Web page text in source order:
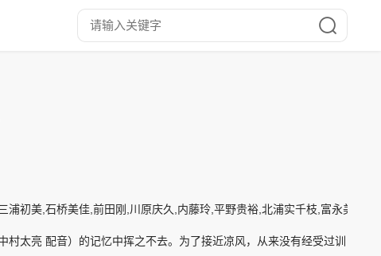
初美,石桥美佳,前田刚,川原庆久,内藤玲,平野贵裕,北浦实千枝,富永美伊奈
太亮 配音）的记忆中挥之不去。为了接近凉风，从来没有经受过训